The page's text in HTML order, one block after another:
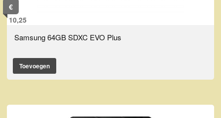
€
10,25
Samsung 64GB SDXC EVO Plus
Toevoegen